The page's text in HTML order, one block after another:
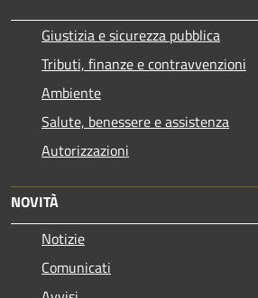
Giustizia e sicurezza pubblica
Tributi, finanze e contravvenzioni
Ambiente
Salute, benessere e assistenza
Autorizzazioni
NOVITÀ
Notizie
Comunicati